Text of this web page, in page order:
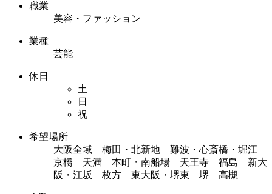
職業
美容・ファッション
業種
芸能
休日
土
日
祝
希望場所
大阪全域 梅田・北新地 難波・心斎橋・堀江
京橋 天満 本町・南船場 天王寺 福島 新大
阪・江坂 枚方 東大阪・堺東 堺 高槻